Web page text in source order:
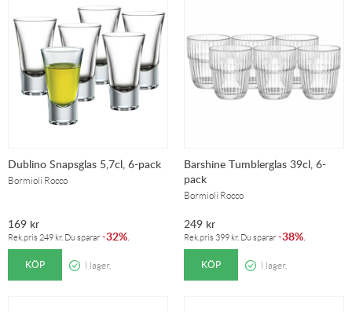
Dublino Snapsglas 5,7cl, 6-pack
Bormioli Rocco
169 kr
Rek.pris 249 kr. Du sparar -32%.
KÖP I lager.
Barshine Tumblerglas 39cl, 6-
pack
Bormioli Rocco
249 kr
Rek.pris 399 kr. Du sparar -38%.
KÖP I lager.